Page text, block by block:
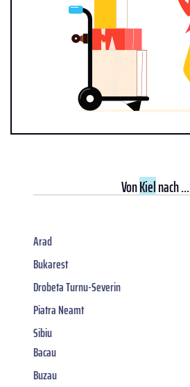
VonKielnach ...
Arad
Bukarest
Drobeta Turnu-Severin
Piatra Neamt
Sibiu
Bacau
Buzau